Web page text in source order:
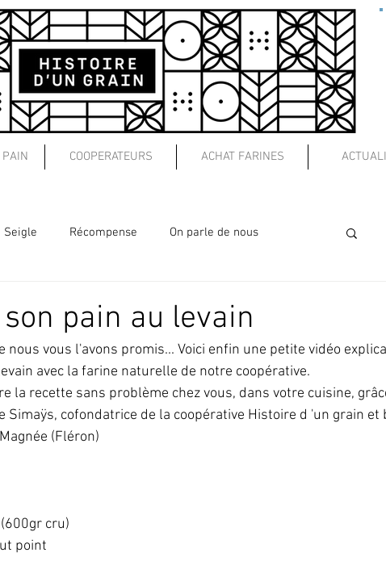
COOPERATEURS ACHAT FARINES
Seigle Récompense On parle de nous
pain au levain
nous vous l'avons promis... Voici enfin une petite vidéo
avec la farine naturelle de notre coopérative.
la recette sans problème chez vous, dans votre cuisine,
Simaÿs, cofondatrice de la coopérative Histoire d 'un grain et
(Fléron)
cru)
point